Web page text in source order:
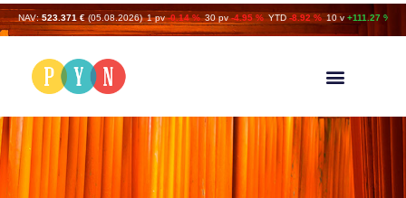
NAV: 523.371 € (05.08.2026) 1 pv -0.14 % 30 pv -4.95 % YTD -8.92 % 10 v +111.27 %